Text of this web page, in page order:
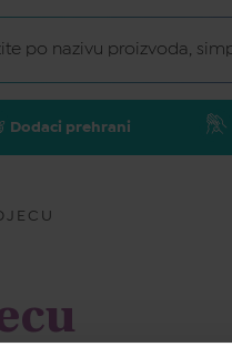
Dodaci prehrani